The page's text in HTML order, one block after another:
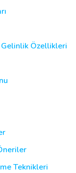
Özellikleri
Teknikleri